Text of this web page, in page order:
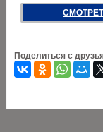
Поделиться с